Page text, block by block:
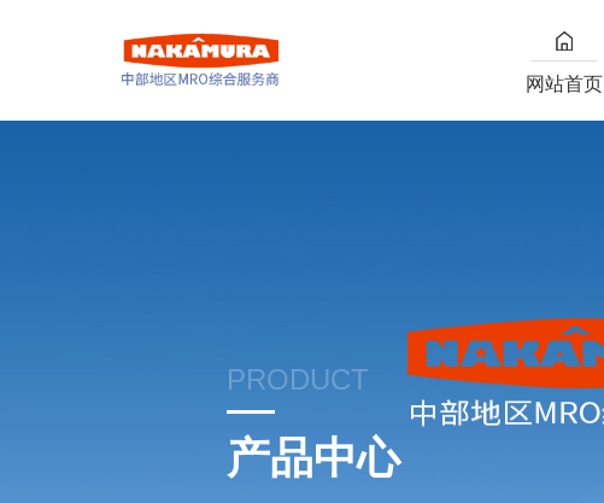
网站首页
PRODUCT
产品中心